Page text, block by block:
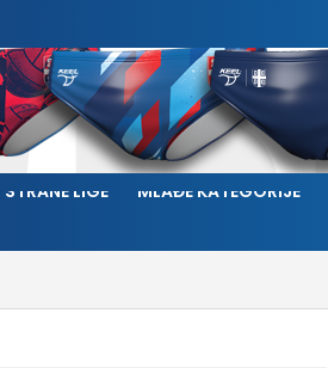
STRANE LIGE MLAĐE KATEGORIJE